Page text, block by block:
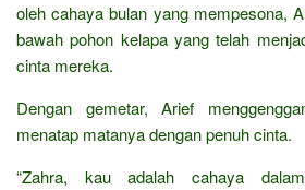
oleh cahaya bulan yang mempesona,
bawah pohon kelapa yang telah
cinta mereka.
Dengan gemetar, Arief
menatap matanya dengan penuh cinta.
“Zahra, kau adalah cahaya